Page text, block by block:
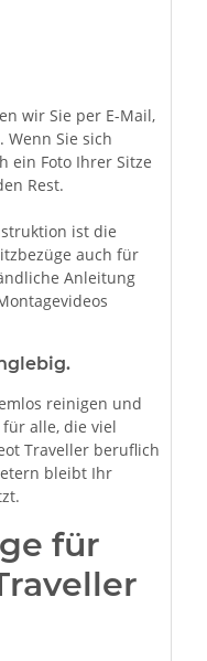
wir Sie per E-Mail,
Sie sich
ein Foto Ihrer Sitze
Rest.
ist die
auch für
Anleitung
reinigen und
alle, die viel
Traveller beruflich
bleibt Ihr
für